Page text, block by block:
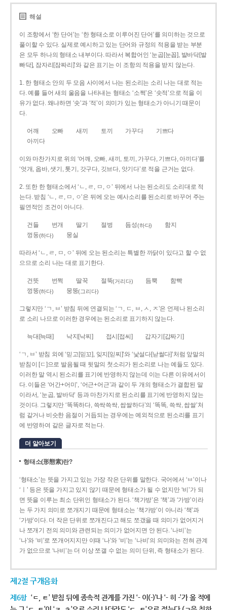
해설
이 조항에서 ‘한 단어’는 ‘한 형태소로 이루어진 단어’를 의미하는 것으로
풀이할 수 있다. 실제로 예시하고 있는 단어와 규정의 적용을 받는 부분
은 모두 하나의 형태소 내부이다. 따라서 복합어인 ‘눈곱[눈꼽], 발바닥[발
빠닥], 잠자리[잠짜리]’와 같은 표기는 이 조항의 적용을 받지 않는다.
1. 한 형태소 안의 두 모음 사이에서 나는 된소리는 소리 나는 대로 적는
다. 예를 들어 새의 울음을 나타내는 형태소 ‘소쩍’은 ‘솟적’으로 적을 이
유가 없다. 왜냐하면 ‘솟’과 ‘적’이 의미가 있는 형태소가 아니기 때문이
다.
어깨 오빠 새끼 토끼 가꾸다
기쁘다
아끼다
이와 마찬가지로 위의 ‘어깨, 오빠, 새끼, 토끼, 가꾸다, 기쁘다, 아끼다’를
‘엇개, 옵바, 샛기, 톳기, 갓구다, 깃브다, 앗기다’로 적을 근거는 없다.
2. 또한 한 형태소에서 ‘ㄴ, ㄹ, ㅁ, ㅇ’ 뒤에서 나는 된소리도 소리대로 적
는다. 받침 ‘ㄴ, ㄹ, ㅁ, ㅇ’은 뒤에 오는 예사소리를 된소리로 바꾸어 주는
필연적인 조건이 아니다.
건들 번개 딸기 절벙 듬성(하다)
함지
껑둥(하다) 뭉실
따라서 ‘ㄴ, ㄹ, ㅁ, ㅇ’ 뒤에 오는 된소리는 특별한 까닭이 있다고 할 수 없
으므로 소리 나는 대로 표기한다.
건뜻 번쩍 딸꾹 절뚝(거리다) 듬뿍
함빡
껑뚱(하다) 뭉뚱(그리다)
그렇지만 ‘ㄱ, ㅂ’ 받침 뒤에 연결되는 ‘ㄱ, ㄷ, ㅂ, ㅅ, ㅈ’은 언제나 된소리
로 소리 나므로 이러한 경우에는 된소리로 표기하지 않는다.
늑대[늑때] 낙지[낙찌] 접시[접씨] 갑자기[갑짜기]
‘ㄱ, ㅂ’ 받침 외에 ‘믿고[믿꼬], 잊지[읻찌]’와 ‘낯설다[낟썰다]’처럼 앞말의
받침이 [ㄷ]으로 발음될 때 뒷말의 첫소리가 된소리로 나는 예들도 있다.
이러한 말 역시 된소리를 표기에 반영하지 않는데 이는 다른 이유에서이
다. 이들은 ‘어간+어미’, ‘어근+어근’과 같이 두 개의 형태소가 결합된 말
이라서, ‘눈곱, 발바닥’ 등과 마찬가지로 된소리를 표기에 반영하지 않는
것이다. 그렇지만 ‘똑똑하다, 쓱싹쓱싹, 쌉쌀하다’의 ‘똑똑, 쓱싹, 쌉쌀’처
럼 같거나 비슷한 음절이 거듭되는 경우에는 예외적으로 된소리를 표기
에 반영하여 같은 글자로 적는다.
더 알아보기
형태소(形態素)란?
‘형태소’는 뜻을 가지고 있는 가장 작은 단위를 말한다. 국어에서 ‘ㅂ’이나
‘ㅣ’ 등은 뜻을 가지고 있지 않기 때문에 형태소가 될 수 없지만 ‘비’가 되
면 뜻을 이루는 최소 단위인 형태소가 된다. ‘책가방’은 ‘책’과 ‘가방’이라
는 두 가지 의미로 쪼개지기 때문에 형태소는 ‘책가방’이 아니라 ‘책’과
‘가방’이다. 더 작은 단위로 쪼개진다고 해도 쪼갰을 때 의미가 없어지거
나 쪼개기 전의 의미와 관련되는 의미가 없어지면 안 된다. ‘나비’는
‘나’와 ‘비’로 쪼개어지지만 이때 ‘나’와 ‘비’는 ‘나비’의 의미와는 전혀 관계
가 없으므로 ‘나비’는 더 이상 쪼갤 수 없는 의미 단위, 즉 형태소가 된다.
제2절 구개음화
제6항 ‘ㄷ, ㅌ’ 받침 뒤에 종속적 관계를 가진 ‘- 이(-)’나 ‘- 히 -’가 올 적에